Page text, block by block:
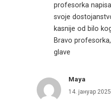
profesorka
svoje
kasnije od bilo
Bravo
glave
Maya
14. јануар